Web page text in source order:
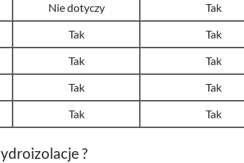
Nie dotyczy Tak
Tak Tak
Tak Tak
Tak Tak
Tak Tak
?